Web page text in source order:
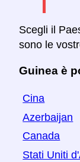
Scegli il
sono le
Guinea è
Cina
Azerbaijan
Canada
Stati Uniti